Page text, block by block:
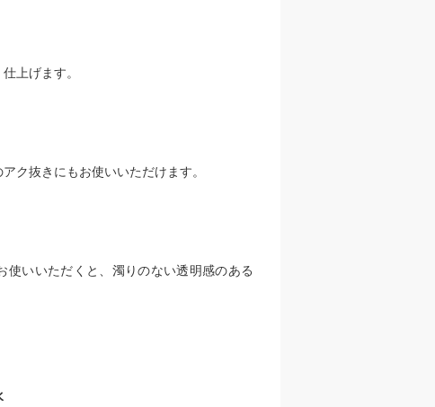
上げます。
ク抜きにもお使いいただけます。
使いいただくと、濁りのない透明感のある